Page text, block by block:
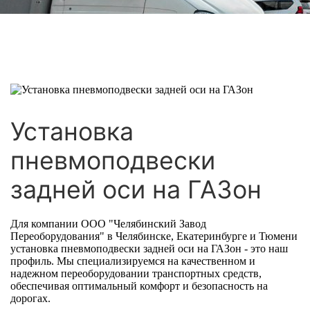
Установка
пневмоподвески
задней оси на ГАЗон
Для компании ООО "Челябинский Завод
Переоборудования" в Челябинске, Екатеринбурге и Тюмени
установка пневмоподвески задней оси на ГАЗон - это наш
профиль. Мы специализируемся на качественном и
надежном переоборудовании транспортных средств,
обеспечивая оптимальный комфорт и безопасность на
дорогах.